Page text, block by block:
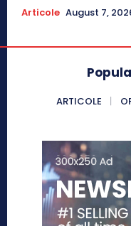
Articole August 7,
ARTICOLE